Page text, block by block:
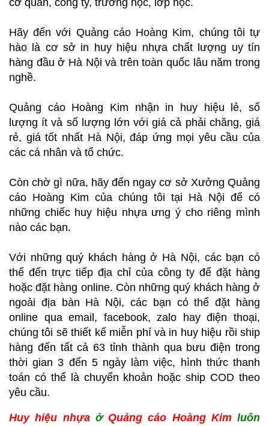
cơ quan, công ty, trường học, lớp học.
Hãy đến với Quảng cáo Hoàng Kim, chúng tôi tự
hào là cơ sở in huy hiệu nhựa chất lượng uy tín
hàng đầu ở Hà Nội và trên toàn quốc lâu năm trong
nghề.
Quảng cáo Hoàng Kim nhận in huy hiệu lẻ, số
lượng ít và số lượng lớn với giá cả phải chăng, giá
rẻ, giá tốt nhất Hà Nội, đáp ứng mọi yêu cầu của
các cá nhân và tổ chức.
Còn chờ gì nữa, hãy đến ngay cơ sở Xưởng Quảng
cáo Hoàng Kim của chúng tôi tại Hà Nội để có
những chiếc huy hiệu nhựa ưng ý cho riêng mình
nào các bạn.
Với những quý khách hàng ở Hà Nội, các bạn có
thể đến trực tiếp địa chỉ của công ty để đặt hàng
hoặc đặt hàng online. Còn những quý khách hàng ở
ngoài địa bàn Hà Nội, các bạn có thể đặt hàng
online qua email, facebook, zalo hay điện thoại,
chúng tôi sẽ thiết kế miễn phí và in huy hiệu rồi ship
hàng đến tất cả 63 tỉnh thành qua bưu điện trong
thời gian 3 đến 5 ngày làm việc, hình thức thanh
toán có thể là chuyển khoản hoặc ship COD theo
yêu cầu.
Huy hiệu nhựaở Quảng cáo Hoàng Kimluôn